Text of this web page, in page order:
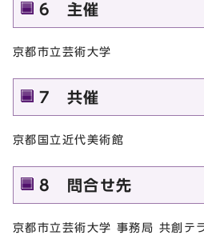
6 主催
京都市立芸術大学
7 共催
京都国立近代美術館
8 問合せ先
京都市立芸術大学 事務局 共創テ